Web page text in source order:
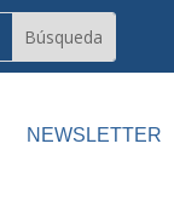
NEWSLETTER